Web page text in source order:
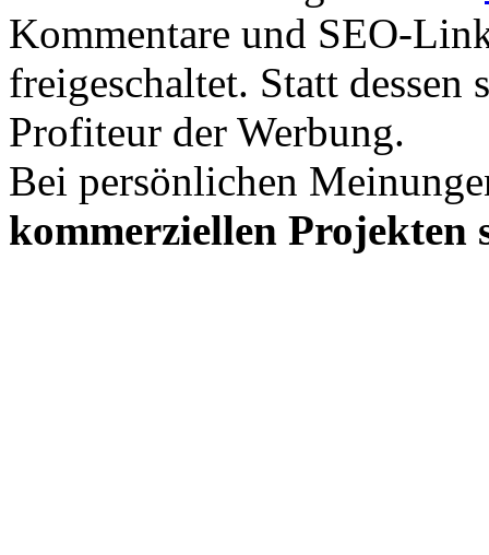
Kommentare und SEO-
freigeschaltet. Statt dessen
Profiteur der Werbung.
Bei persönlichen
kommerziellen Projekten